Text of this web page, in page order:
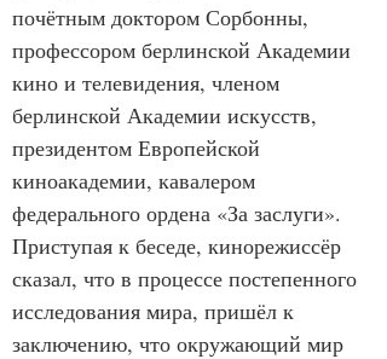
почётным доктором Сорбонны,
профессором берлинской Академии
кино и телевидения, членом
берлинской Академии искусств,
президентом Европейской
киноакадемии, кавалером
федерального ордена «За заслуги».
Приступая к беседе, кинорежиссёр
сказал, что в процессе постепенного
исследования мира, пришёл к
заключению, что окружающий мир